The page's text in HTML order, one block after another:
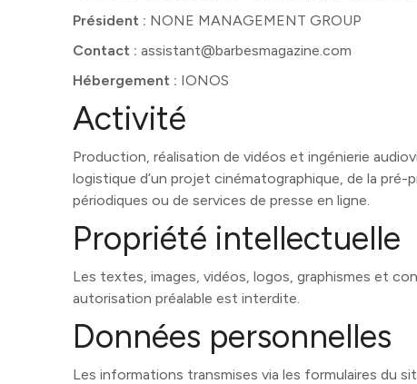
Président : NONE MANAGEMENT GROUP
Contact : assistant@barbesmagazine.com
Hébergement : IONOS
Activité
Production, réalisation de vidéos et ingénierie
logistique d’un projet cinématographique, de la
périodiques ou de services de presse en ligne.
Propriété intellectuelle
Les textes, images, vidéos, logos, graphismes et
autorisation préalable est interdite.
Données personnelles
Les informations transmises via les formulaires du